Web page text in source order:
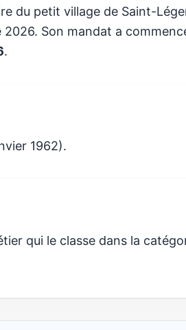
du petit village de Saint-
Son mandat a
.
1962).
qui le classe dans la